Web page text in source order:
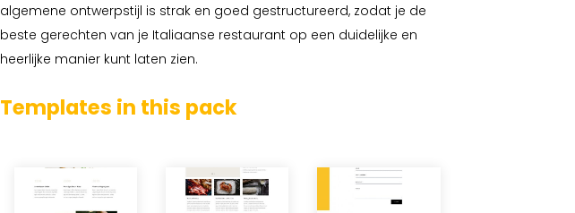
algemene ontwerpstijl is strak en goed gestructureerd, zodat je de
beste gerechten van je Italiaanse restaurant op een duidelijke en
heerlijke manier kunt laten zien.
Templates in this pack